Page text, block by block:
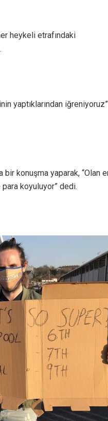
heykeli etrafındaki
yaptıklarından iğreniyoruz”
konuşma yaparak, “Olan
koyuluyor” dedi.